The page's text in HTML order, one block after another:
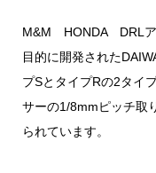
M&M HONDA DRLア
目的に開発された
プSとタイプRの2タイ
サーの1/8mmピッチ取
られています。